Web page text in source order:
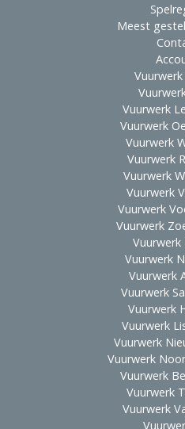
Meest
Vuurwerk
Vuurwerk
Vuurwerk
Vuurwerk
Vuurwerk
Vuurwerk
Vuurwerk
Vuurwerk
Vuurwerk
Vuurwerk
Vuurwerk
Vuurwerk
Vuurwerk
Vuurwerk
Vuurwerk
Vuurwerk
Vuurwerk
Vuurwerk